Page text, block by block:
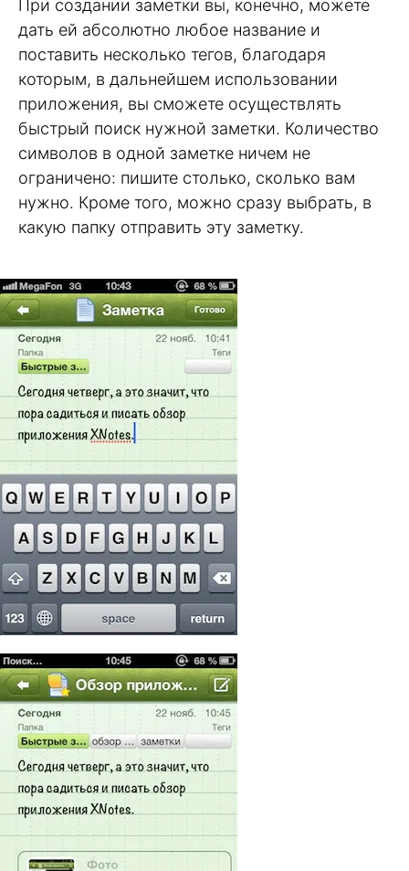
При создании заметки вы, конечно, можете
дать ей абсолютно любое название и
поставить несколько тегов, благодаря
которым, в дальнейшем использовании
приложения, вы сможете осуществлять
быстрый поиск нужной заметки. Количество
символов в одной заметке ничем не
ограничено: пишите столько, сколько вам
нужно. Кроме того, можно сразу выбрать, в
какую папку отправить эту заметку.